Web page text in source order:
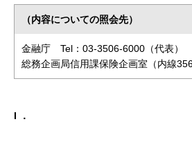
（内容についての照会先）
金融庁 Tel：03-3506-6000（代表）
総務企画局信用課保険企画室（内線
I ．